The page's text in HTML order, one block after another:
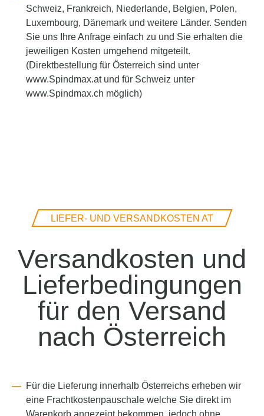
Schweiz, Frankreich, Niederlande, Belgien, Polen,
Luxembourg, Dänemark und weitere Länder. Senden
Sie uns Ihre Anfrage einfach zu und Sie erhalten die
jeweiligen Kosten umgehend mitgeteilt.
(Direktbestellung für Österreich sind unter
www.Spindmax.at und für Schweiz unter
www.Spindmax.ch möglich)
LIEFER- UND VERSANDKOSTEN AT
Versandkosten und
Lieferbedingungen
für den Versand
nach Österreich
Für die Lieferung innerhalb Österreichs erheben wir
eine Frachtkostenpauschale welche Sie direkt im
Warenkorb angezeigt bekommen, jedoch ohne